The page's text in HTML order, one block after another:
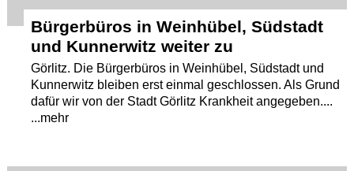
Bürgerbüros in Weinhübel, Südstadt
und Kunnerwitz weiter zu
Görlitz. Die Bürgerbüros in Weinhübel, Südstadt und
Kunnerwitz bleiben erst einmal geschlossen. Als Grund
dafür wir von der Stadt Görlitz Krankheit angegeben....
...mehr